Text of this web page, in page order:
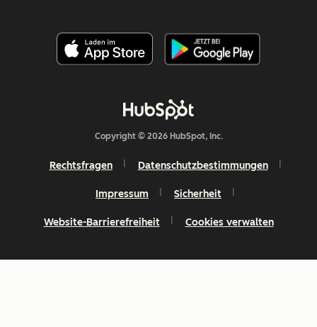
Copyright © 2026 HubSpot, Inc.
Rechtsfragen Datenschutzbestimmungen
Impressum Sicherheit
Website-Barrierefreiheit Cookies verwalten